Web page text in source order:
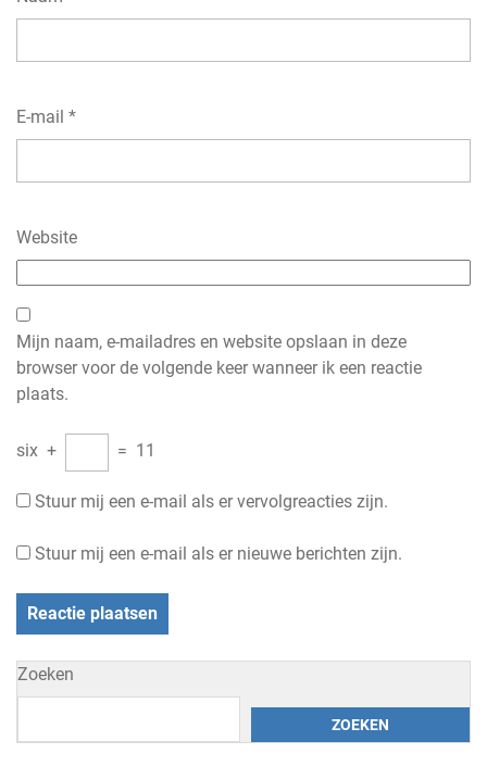
E-mail *
Website
Mijn naam, e-mailadres en website opslaan in deze
browser voor de volgende keer wanneer ik een reactie
plaats.
six + = 11
Stuur mij een e-mail als er vervolgreacties zijn.
Stuur mij een e-mail als er nieuwe berichten zijn.
Zoeken
ZOEKEN